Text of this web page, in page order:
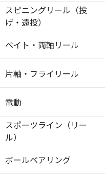
スピニングリール（投
げ・遠投）
ベイト・両軸リール
片軸・フライリール
電動
スポーツライン（リー
ル）
ボールベアリング